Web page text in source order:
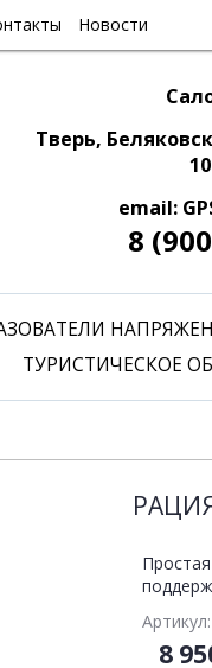
Новости
Тверь,
email:
8
ТУРИСТИЧЕСКОЕ
Артикул:
8